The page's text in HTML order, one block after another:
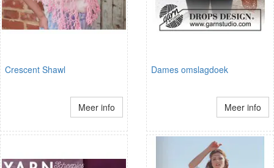
Crescent Shawl
Meer info
Dames omslagdoek
Meer info